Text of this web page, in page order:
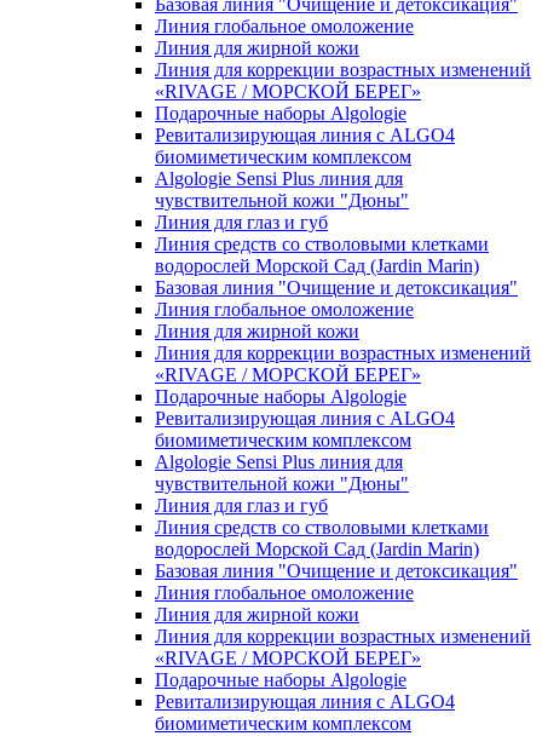
Базовая линия "Очищение и детоксикация"
Линия глобальное омоложение
Линия для жирной кожи
Линия для коррекции возрастных изменений
«RIVAGE / МОРСКОЙ БЕРЕГ»
Подарочные наборы Algologie
Ревитализирующая линия с ALGO4
биомиметическим комплексом
Algologie Sensi Plus линия для
чувcтвительной кожи "Дюны"
Линия для глаз и губ
Линия средств со стволовыми клетками
водорослей Морской Сад (Jardin Marin)
Базовая линия "Очищение и детоксикация"
Линия глобальное омоложение
Линия для жирной кожи
Линия для коррекции возрастных изменений
«RIVAGE / МОРСКОЙ БЕРЕГ»
Подарочные наборы Algologie
Ревитализирующая линия с ALGO4
биомиметическим комплексом
Algologie Sensi Plus линия для
чувcтвительной кожи "Дюны"
Линия для глаз и губ
Линия средств со стволовыми клетками
водорослей Морской Сад (Jardin Marin)
Базовая линия "Очищение и детоксикация"
Линия глобальное омоложение
Линия для жирной кожи
Линия для коррекции возрастных изменений
«RIVAGE / МОРСКОЙ БЕРЕГ»
Подарочные наборы Algologie
Ревитализирующая линия с ALGO4
биомиметическим комплексом